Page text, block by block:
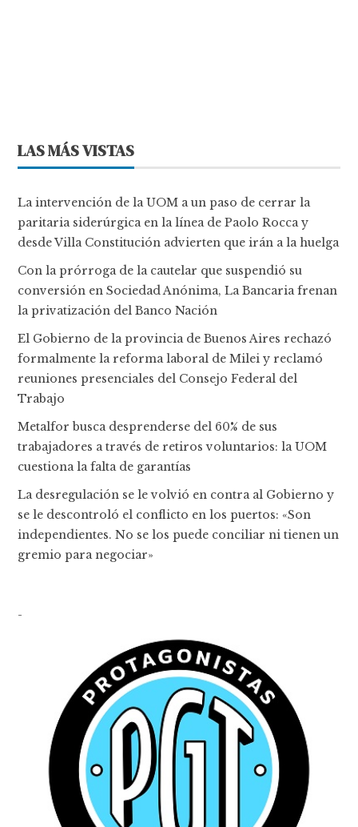
LAS MÁS VISTAS
La intervención de la UOM a un paso de cerrar la
paritaria siderúrgica en la línea de Paolo Rocca y
desde Villa Constitución advierten que irán a la huelga
Con la prórroga de la cautelar que suspendió su
conversión en Sociedad Anónima, La Bancaria frenan
la privatización del Banco Nación
El Gobierno de la provincia de Buenos Aires rechazó
formalmente la reforma laboral de Milei y reclamó
reuniones presenciales del Consejo Federal del
Trabajo
Metalfor busca desprenderse del 60% de sus
trabajadores a través de retiros voluntarios: la UOM
cuestiona la falta de garantías
La desregulación se le volvió en contra al Gobierno y
se le descontroló el conflicto en los puertos: «Son
independientes. No se los puede conciliar ni tienen un
gremio para negociar»
-